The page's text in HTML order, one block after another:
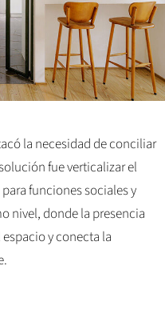
la necesidad de conciliar
fue verticalizar el
funciones sociales y
nivel, donde la presencia
y conecta la